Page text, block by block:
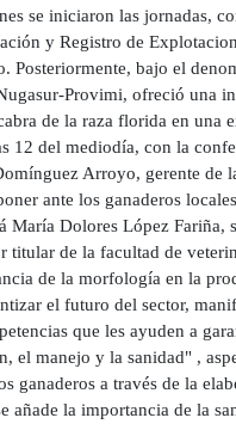
se iniciaron las jornadas,
y Registro de
Posteriormente, bajo el
Provimi, ofreció una
de la raza florida en una
12 del mediodía, con la
Arroyo, gerente de
ante los ganaderos
María Dolores López Fariña,
titular de la facultad de
de la morfología en la
el futuro del sector,
que les ayuden a
el manejo y la sanidad" ,
ganaderos a través de la
la importancia de la